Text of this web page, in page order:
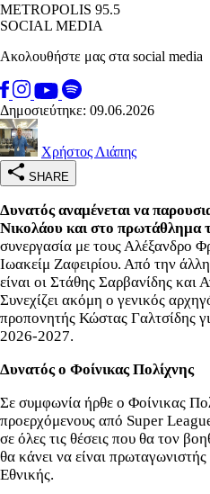
METROPOLIS 95.5
SOCIAL MEDIA
Ακολουθήστε μας στα social media
Δημοσιεύτηκε: 09.06.2026
Χρήστος Λιάπης
SHARE
Δυνατός αναμένεται να
Νικολάου και στο πρωτάθλημα
συνεργασία με τους Αλέξανδρο
Ιωακείμ Ζαφειρίου. Από την
είναι οι Στάθης Σαρβανίδης και
Συνεχίζει ακόμη ο γενικός
προπονητής Κώστας Γαλτσίδης
2026-2027.
Δυνατός ο Φοίνικας Πολίχνης
Σε συμφωνία ήρθε ο Φοίνικας
προερχόμενους από Super
σε όλες τις θέσεις που θα τον
θα κάνει να είναι
Εθνικής.